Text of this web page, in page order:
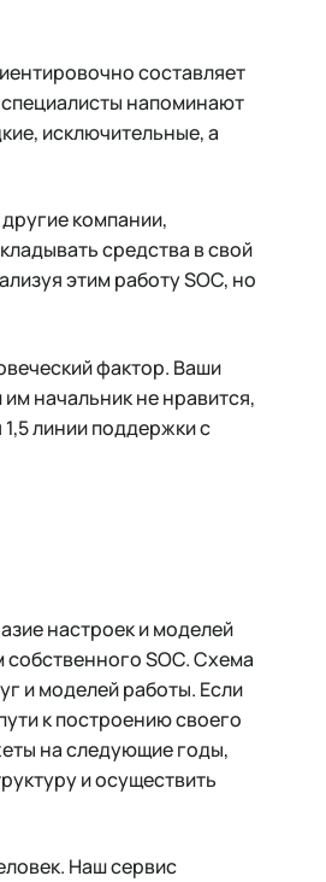
составляет
напоминают
исключительные, а
компании,
средства в свой
этим работу SOC, но
фактор. Ваши
начальник не нравится,
линии поддержки с
настроек и моделей
SOC. Схема
и моделей работы. Если
к построению своего
на следующие годы,
и осуществить
Наш сервис